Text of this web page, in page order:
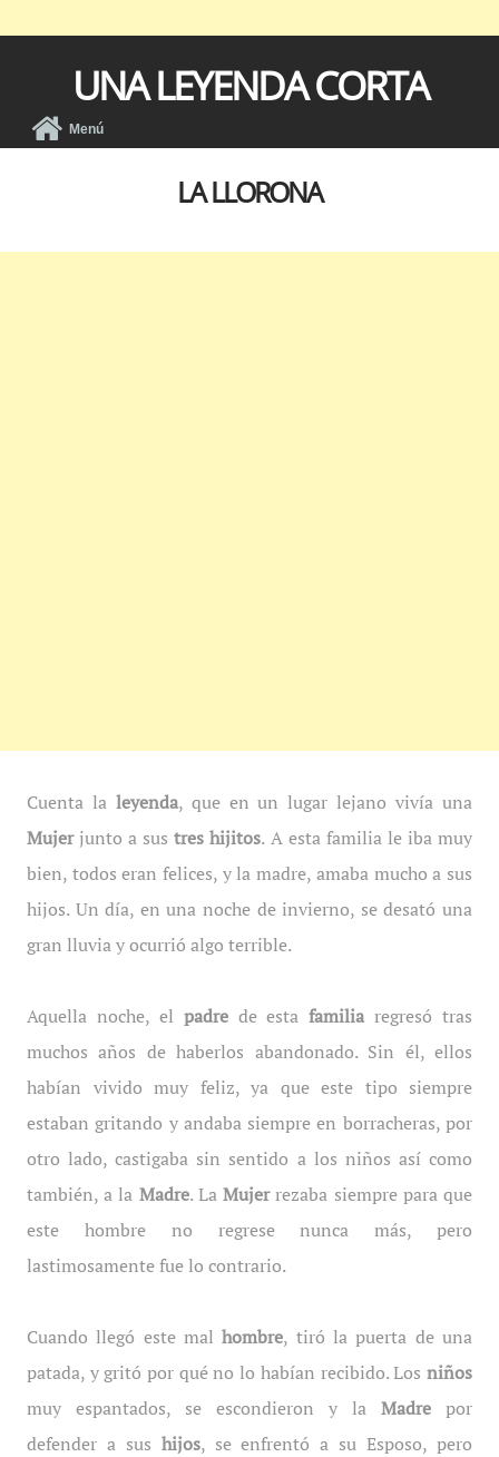
UNA LEYENDA CORTA
Menú
LA LLORONA
Cuenta la leyenda, que en un lugar lejano vivía una
Mujer junto a sustres hijitos. A esta familia le iba muy
bien, todos eran felices, y la madre, amaba mucho a sus
hijos. Un día, en una noche de invierno, se desató una
gran lluvia y ocurrió algo terrible.
Aquella noche, el padrede estafamiliaregresó tras
muchos años de haberlos abandonado. Sin él, ellos
habían vivido muy feliz, ya que este tipo siempre
estaban gritando y andaba siempre en borracheras, por
otro lado, castigaba sin sentido a los niños así como
también, a la Madre. LaMujerrezaba siempre para que
este hombre no regrese nunca más, pero
lastimosamente fue lo contrario.
Cuando llegó este malhombre, tiró la puerta de una
patada, y gritó por qué no lo habían recibido. Los niños
muy espantados, se escondieron y la Madre por
defender a sus hijos, se enfrentó a su Esposo, pero